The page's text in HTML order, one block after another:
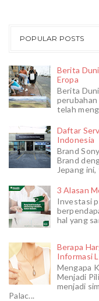
POPULAR POSTS
Berita
Eropa
Berita
telah
Daftar
Indonesia
Brand
Brand
Jepang
3 Alasan
Investasi
hal yang
Berapa
Informasi
Mengapa
Menjadi
menjadi
Palac...